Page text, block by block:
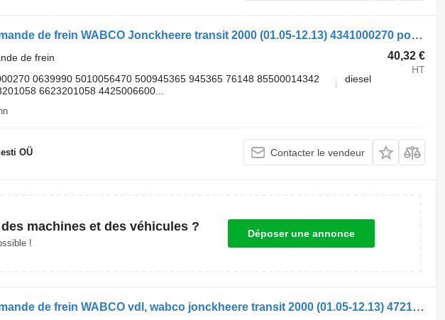
Valve de commande de frein WABCO Jonckheere transit 2000 (01.05-12.13) 4341000270 pour bus VDL Jonckheere Transit 2000 (2005-2013)
40,32 €
HT
de frein
0639990 5010056470 500945365 945365 76148 85500014342
6623201058 4425006600...
diesel
OÜ Contacter le vendeur
machines et des véhicules ?
!
Déposer une annonce
Valve de commande de frein WABCO vdl, wabco jonckheere transit 2000 (01.05-12.13) 4721726260 pour bus VDL Jonckheere Transit 2000 (2005-2013)